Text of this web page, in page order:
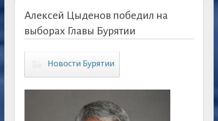
Алексей Цыденов победил на
выборах Главы Бурятии
Новости Бурятии